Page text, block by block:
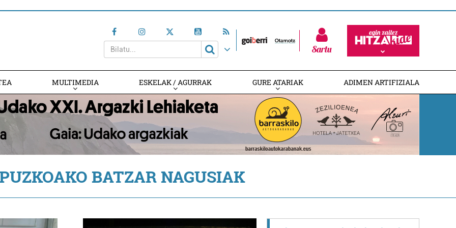
Sartu
MULTIMEDIA ESKELAK / AGURRAK GURE ATARIAK ADIMEN ARTIFIZIALA
BATZAR NAGUSIAK